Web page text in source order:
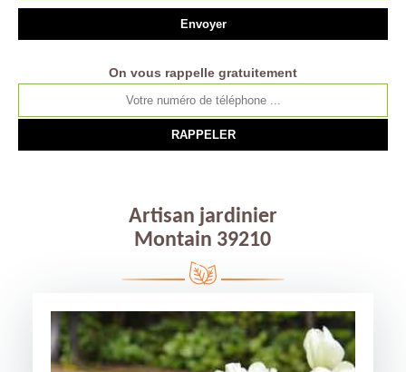
On vous rappelle gratuitement
Artisan jardinier
Montain 39210